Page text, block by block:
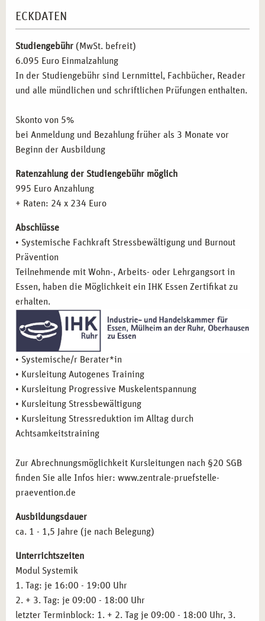
oder Schulen.
Gesundheitswesen:Arbeit in Kliniken, Praxen oder
sozialen Einrichtungen.
Gemeinwesenarbeit:Engagement in Projekten zur
Prävention und Gesundheitsförderung.
Nach erfolgreichem Abschluss der Ausbildung können Sie
folgende Qualifikationen erwerben:
Systemischer Fachberater für Stressbewältigung und
Burnout-Prävention
Kursleiter in Entspannungstechniken
Gesundheitsförderung
Setzen Sie auf eine zukunftssichere Karriere im
Gesundheitsbereich und starten Sie Ihre Ausbildung in
Stuttgart. Profitieren Sie von praxisnahen Inhalten,
flexiblen Lernmodellen und einem inspirierenden Standort,
der Ihnen zahlreiche berufliche Möglichkeiten bietet.
Inhalte der Fortbildung
Muskelentspannung
Inhalte der Fortbildung
Inhalte der Fortbildung Kursleitung Stressreduktion im
Alltag durch Achtsamkeitstraining
Inhalte der Fortbildung
ECKDATEN
Studiengebühr (MwSt. befreit)
6.095 Euro Einmalzahlung
In der Studiengebühr sind Lernmittel, Fachbücher, Reader
und alle mündlichen und schriftlichen Prüfungen enthalten.
Skonto von 5%
bei Anmeldung und Bezahlung früher als 3 Monate vor
Beginn der Ausbildung
Ratenzahlung der Studiengebühr möglich
995 Euro Anzahlung
+ Raten: 24 x 234 Euro
Abschlüsse
• Systemische Fachkraft Stressbewältigung und Burnout
Prävention
Teilnehmende mit Wohn-, Arbeits- oder Lehrgangsort in
Essen, haben die Möglichkeit ein IHK Essen Zertifikat zu
erhalten.
• Systemische/r Berater*in
• Kursleitung Autogenes Training
• Kursleitung Progressive Muskelentspannung
• Kursleitung Stressbewältigung
• Kursleitung Stressreduktion im Alltag durch
Achtsamkeitstraining
Zur Abrechnungsmöglichkeit Kursleitungen nach §20 SGB
finden Sie alle Infos hier: www.zentrale-pruefstelle-
praevention.de
Ausbildungsdauer
ca. 1 - 1,5 Jahre (je nach Belegung)
Unterrichtszeiten
Modul Systemik
1. Tag: je 16:00 - 19:00 Uhr
2. + 3. Tag: je 09:00 - 18:00 Uhr
letzter Terminblock: 1. + 2. Tag je 09:00 - 18:00 Uhr, 3.